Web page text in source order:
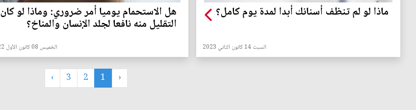
ماذا لو لم تنظف أسنانك أبدا لمدة يوم كامل؟
السبت 14 كانون الثاني 2023
هل الاستحمام يوميا أمر ضروري: وماذا لو كان
التقليل منه نافعا لجلد الإنسان والمناخ؟
الخميس 08 كانون الأول 2022
‹
1
2
3
›